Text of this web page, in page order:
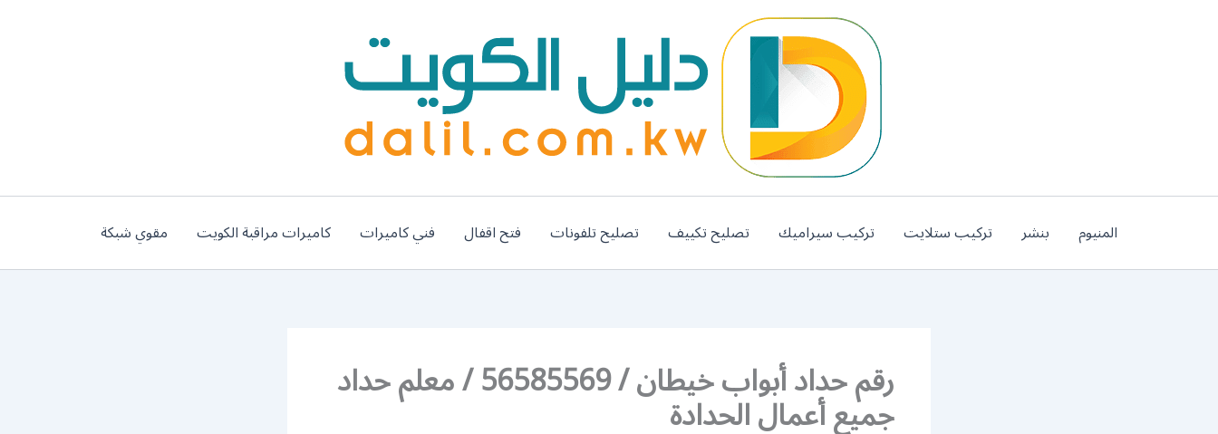
المنيوم بنشر تركيب ستلايت تركيب سيراميك تصليح تكييف تصليح تلفونات فتح اقفال فني كاميرات كاميرات مراقبة الكويت مقوي شبكة
رقم حداد أبواب خيطان / 56585569 / معلم حداد
جميع أعمال الحدادة